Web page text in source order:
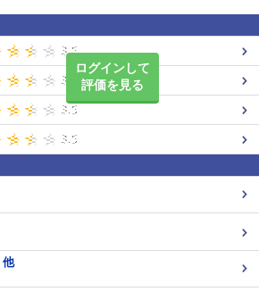
ログインして
評価を見る
他